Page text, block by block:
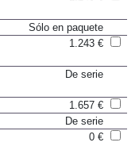
Sólo en paquete
1.657 €
De serie